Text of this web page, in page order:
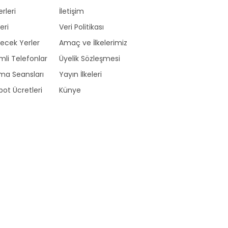
Yerler
Telefonlar
Seansları
Ücretleri
İletişim
Veri Politikası
Amaç ve İlkelerimiz
Üyelik Sözleşmesi
Yayın İlkeleri
Künye